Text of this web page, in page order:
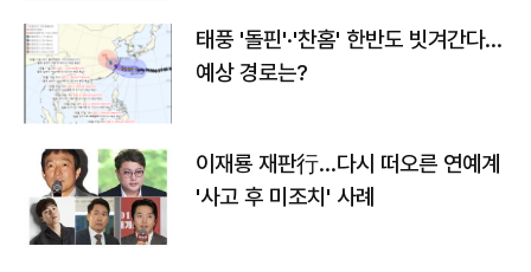
태풍 '돌핀'·'찬홈' 한반도 빗겨간다…
예상 경로는?
이재룡 재판行…다시 떠오른 연예계
'사고 후 미조치' 사례